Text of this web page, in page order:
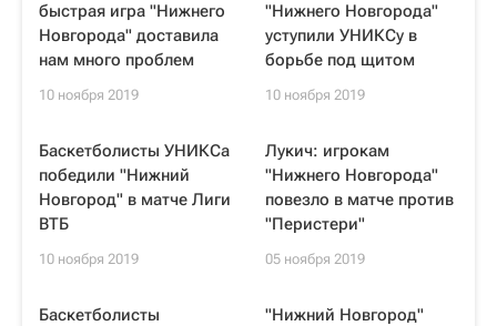
быстрая игра "Нижнего
Новгорода" доставила
нам много проблем
10 ноября 2019
"Нижнего Новгорода"
уступили УНИКСу в
борьбе под щитом
10 ноября 2019
Баскетболисты УНИКСа
победили "Нижний
Новгород" в матче Лиги
ВТБ
10 ноября 2019
Лукич: игрокам
"Нижнего Новгорода"
повезло в матче против
"Перистери"
05 ноября 2019
Баскетболисты
"Нижний Новгород"